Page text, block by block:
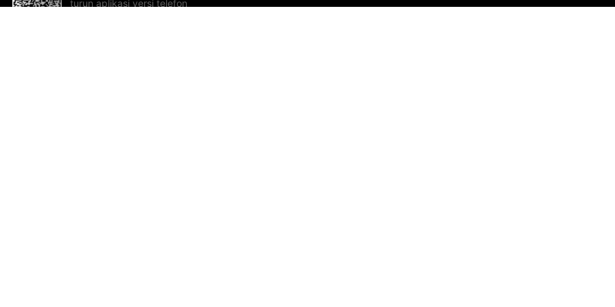
turun aplikasi versi telefon